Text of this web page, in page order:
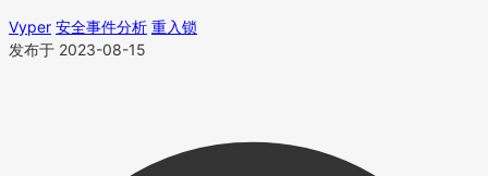
Vyper 安全事件分析 重入锁
发布于 2023-08-15